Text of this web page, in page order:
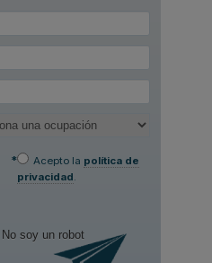
*
Acepto la política de
privacidad.
No soy un robot